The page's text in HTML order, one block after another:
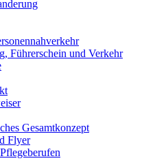
Führerschein und Verkehr
Gesamtkonzept
Flyer